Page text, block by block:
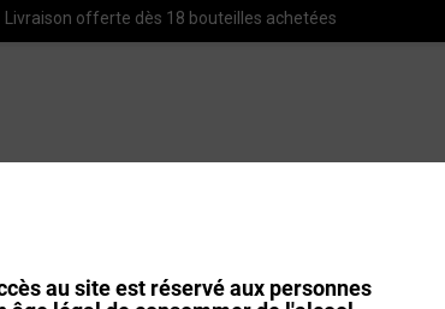
au site est réservé aux personnes
Livraison offerte dès 18 bouteilles achetées